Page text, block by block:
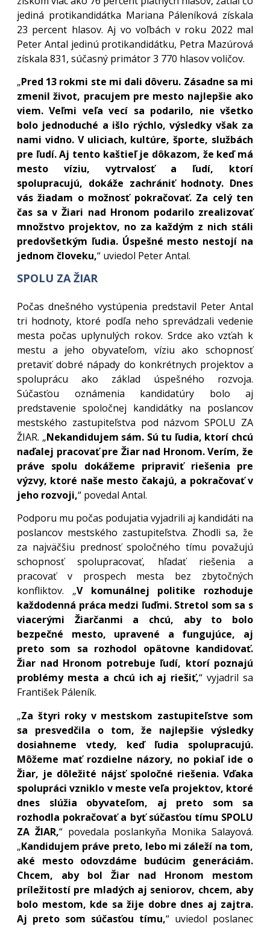
jediná protikandidátka Mariana Páleníková získala
23 percent hlasov. Aj vo voľbách v roku 2022 mal
Peter Antal jedinú protikandidátku, Petra Mazúrová
získala 831, súčasný primátor 3 770 hlasov voličov.
„Pred 13 rokmi ste mi dali dôveru. Zásadne sa mi
zmenil život, pracujem pre mesto najlepšie ako
viem. Veľmi veľa vecí sa podarilo, nie všetko
bolo jednoduché a išlo rýchlo, výsledky však za
nami vidno. V uliciach, kultúre, športe, službách
pre ľudí. Aj tento kaštieľ je dôkazom, že keď má
mesto víziu, vytrvalosť a ľudí, ktorí
spolupracujú, dokáže zachrániť hodnoty. Dnes
vás žiadam o možnosť pokračovať. Za celý ten
čas sa v Žiari nad Hronom podarilo zrealizovať
množstvo projektov, no za každým z nich stáli
predovšetkým ľudia. Úspešné mesto nestojí na
jednom človeku,“ uviedol Peter Antal.
SPOLU ZA ŽIAR
Počas dnešného vystúpenia predstavil Peter Antal
tri hodnoty, ktoré podľa neho sprevádzali vedenie
mesta počas uplynulých rokov. Srdce ako vzťah k
mestu a jeho obyvateľom, víziu ako schopnosť
pretaviť dobré nápady do konkrétnych projektov a
spoluprácu ako základ úspešného rozvoja.
Súčasťou oznámenia kandidatúry bolo aj
predstavenie spoločnej kandidátky na poslancov
mestského zastupiteľstva pod názvom SPOLU ZA
ŽIAR. „Nekandidujem sám. Sú tu ľudia, ktorí chcú
naďalej pracovať pre Žiar nad Hronom. Verím, že
práve spolu dokážeme pripraviť riešenia pre
výzvy, ktoré naše mesto čakajú, a pokračovať v
jeho rozvoji,“ povedal Antal.
Podporu mu počas podujatia vyjadrili aj kandidáti na
poslancov mestského zastupiteľstva. Zhodli sa, že
za najväčšiu prednosť spoločného tímu považujú
schopnosť spolupracovať, hľadať riešenia a
pracovať v prospech mesta bez zbytočných
konfliktov. „V komunálnej politike rozhoduje
každodenná práca medzi ľuďmi. Stretol som sa s
viacerými Žiarčanmi a chcú, aby to bolo
bezpečné mesto, upravené a fungujúce, aj
preto som sa rozhodol opätovne kandidovať.
Žiar nad Hronom potrebuje ľudí, ktorí poznajú
problémy mesta a chcú ich aj riešiť,“ vyjadril sa
František Páleník.
„Za štyri roky v mestskom zastupiteľstve som
sa presvedčila o tom, že najlepšie výsledky
dosiahneme vtedy, keď ľudia spolupracujú.
Môžeme mať rozdielne názory, no pokiaľ ide o
Žiar, je dôležité nájsť spoločné riešenia. Vďaka
spolupráci vzniklo v meste veľa projektov, ktoré
dnes slúžia obyvateľom, aj preto som sa
rozhodla pokračovať a byť súčasťou tímu SPOLU
ZA ŽIAR,“ povedala poslankyňa Monika Salayová.
„Kandidujem práve preto, lebo mi záleží na tom,
aké mesto odovzdáme budúcim generáciám.
Chcem, aby bol Žiar nad Hronom mestom
príležitostí pre mladých aj seniorov, chcem, aby
bolo mestom, kde sa žije dobre dnes aj zajtra.
Aj preto som súčasťou tímu,“ uviedol poslanec